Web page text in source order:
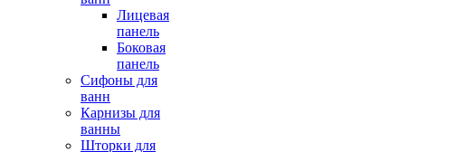
Лицевая
панель
Боковая
панель
Сифоны для
ванн
Карнизы для
ванны
Шторки для